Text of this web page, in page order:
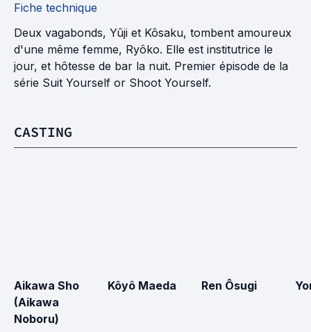
Fiche technique
Deux vagabonds, Yûji et Kôsaku, tombent amoureux
d'une même femme, Ryôko. Elle est institutrice le
jour, et hôtesse de bar la nuit. Premier épisode de la
série Suit Yourself or Shoot Yourself.
CASTING
Aikawa Sho
(Aikawa
Noboru)
Kôyô Maeda Ren Ôsugi